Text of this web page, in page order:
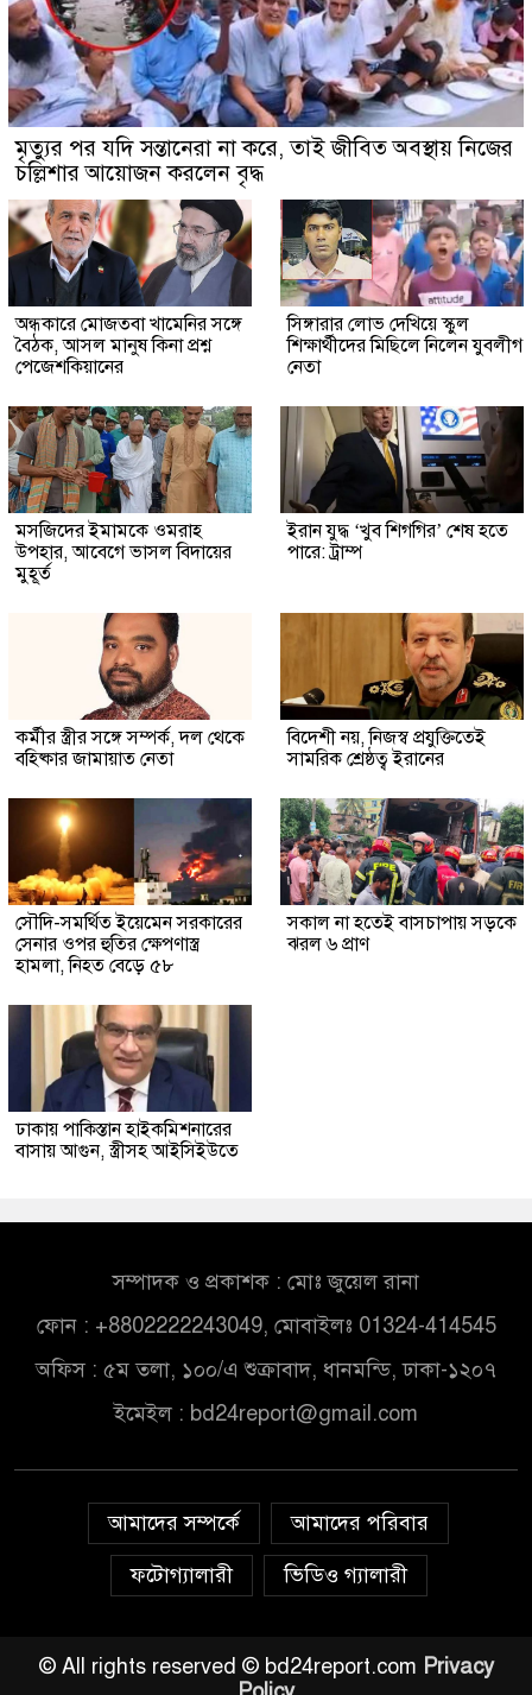
মৃত্যুর পর যদি সন্তানেরা না করে, তাই জীবিত অবস্থায় নিজের
চল্লিশার আয়োজন করলেন বৃদ্ধ
অন্ধকারে মোজতবা খামেনির সঙ্গে
বৈঠক, আসল মানুষ কিনা প্রশ্ন
পেজেশকিয়ানের
সিঙ্গারার লোভ দেখিয়ে স্কুল
শিক্ষার্থীদের মিছিলে নিলেন যুবলীগ
নেতা
মসজিদের ইমামকে ওমরাহ
উপহার, আবেগে ভাসল বিদায়ের
মুহূর্ত
ইরান যুদ্ধ ‘খুব শিগগির’ শেষ হতে
পারে: ট্রাম্প
কর্মীর স্ত্রীর সঙ্গে সম্পর্ক, দল থেকে
বহিষ্কার জামায়াত নেতা
বিদেশী নয়, নিজস্ব প্রযুক্তিতেই
সামরিক শ্রেষ্ঠত্ব ইরানের
সৌদি-সমর্থিত ইয়েমেন সরকারের
সেনার ওপর হুতির ক্ষেপণাস্ত্র
হামলা, নিহত বেড়ে ৫৮
সকাল না হতেই বাসচাপায় সড়কে
ঝরল ৬ প্রাণ
ঢাকায় পাকিস্তান হাইকমিশনারের
বাসায় আগুন, স্ত্রীসহ আইসিইউতে
সম্পাদক ও প্রকাশক : মোঃ জুয়েল রানা
ফোন : +8802222243049, মোবাইলঃ 01324-414545
অফিস : ৫ম তলা, ১০০/এ শুক্রাবাদ, ধানমন্ডি, ঢাকা-১২০৭
ইমেইল : bd24report@gmail.com
আমাদের সম্পর্কে
আমাদের পরিবার
ফটোগ্যালারী
ভিডিও গ্যালারী
© All rights reserved © bd24report.com Privacy